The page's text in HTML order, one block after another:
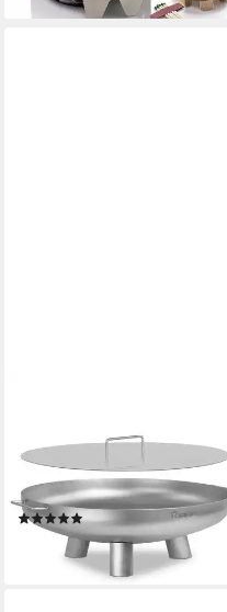
Feuerschale Ø 70 cm mit
Deckel, Silber, Outdoor
Feuerstelle, Hitzebeständig
(1)
189,95 €
lieferbar - in 3-4 Werktagen bei dir